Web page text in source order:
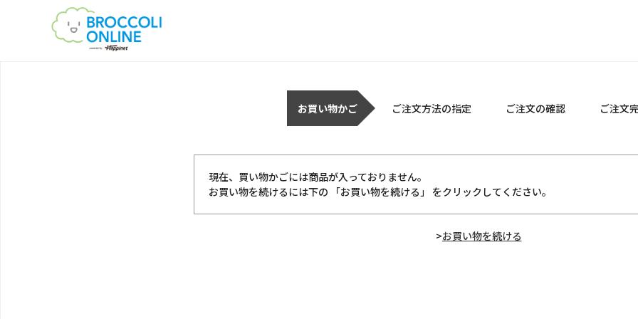
お買い物かご ご注文方法の指定 ご注文の確認 ご注文
現在、買い物かごには商品が入っておりません。
お買い物を続けるには下の 「お買い物を続ける」 をクリックしてください。
>